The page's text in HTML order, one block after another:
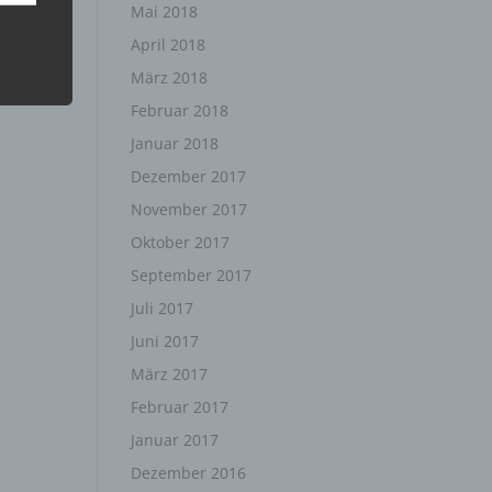
Mai 2018
April 2018
März 2018
Februar 2018
Januar 2018
Dezember 2017
November 2017
Oktober 2017
September 2017
Juli 2017
Juni 2017
März 2017
Februar 2017
Januar 2017
Dezember 2016